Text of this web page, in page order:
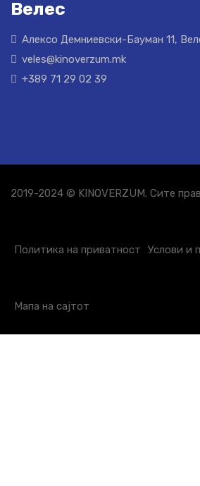
Велес
Алексо Демниевски-Бауман 11,
veles@kinoverzum.mk
+389 71 29 02 39
2019-2024 © KINOVERZUM. Сите
Политика на приватност Услови и
Мапа на сајтот